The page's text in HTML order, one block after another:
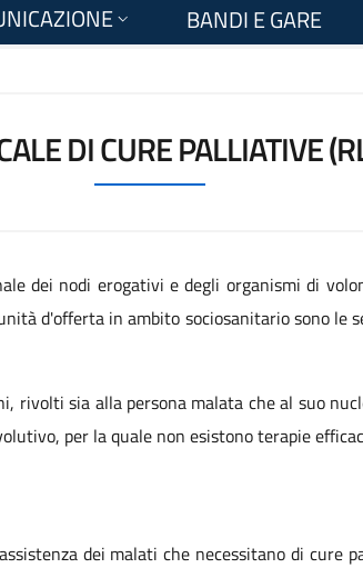
BANDI E GARE
DI CURE PALLIATIVE
dei nodi erogativi e degli organismi di
d'offerta in ambito sociosanitario sono le
rivolti sia alla persona malata che al suo
per la quale non esistono terapie
dei malati che necessitano di cure